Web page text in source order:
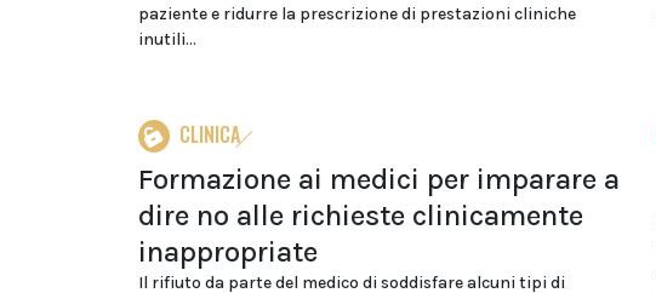
paziente e ridurre la prescrizione di prestazioni cliniche
inutili...
CLINICA
Formazione ai medici per imparare a
dire no alle richieste clinicamente
inappropriate
Il rifiuto da parte del medico di soddisfare alcuni tipi di